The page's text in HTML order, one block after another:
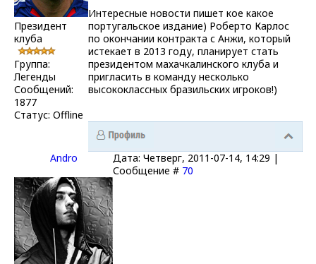
Президент
клуба
Группа:
Легенды
Сообщений:
1877
Статус: Offline
Интересные новости пишет кое какое
португальское издание) Роберто Карлос
по окончании контракта с Анжи, который
истекает в 2013 году, планирует стать
президентом махачкалинского клуба и
пригласить в команду несколько
высококлассных бразильских игроков!)
Andro
Дата: Четверг, 2011-07-14, 14:29 |
Сообщение # 70